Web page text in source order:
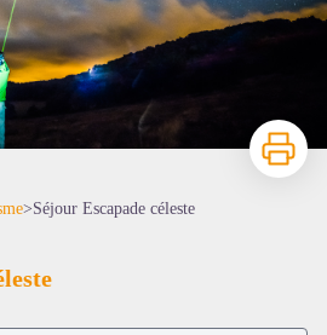
Imprimer
>Séjour Escapade céleste